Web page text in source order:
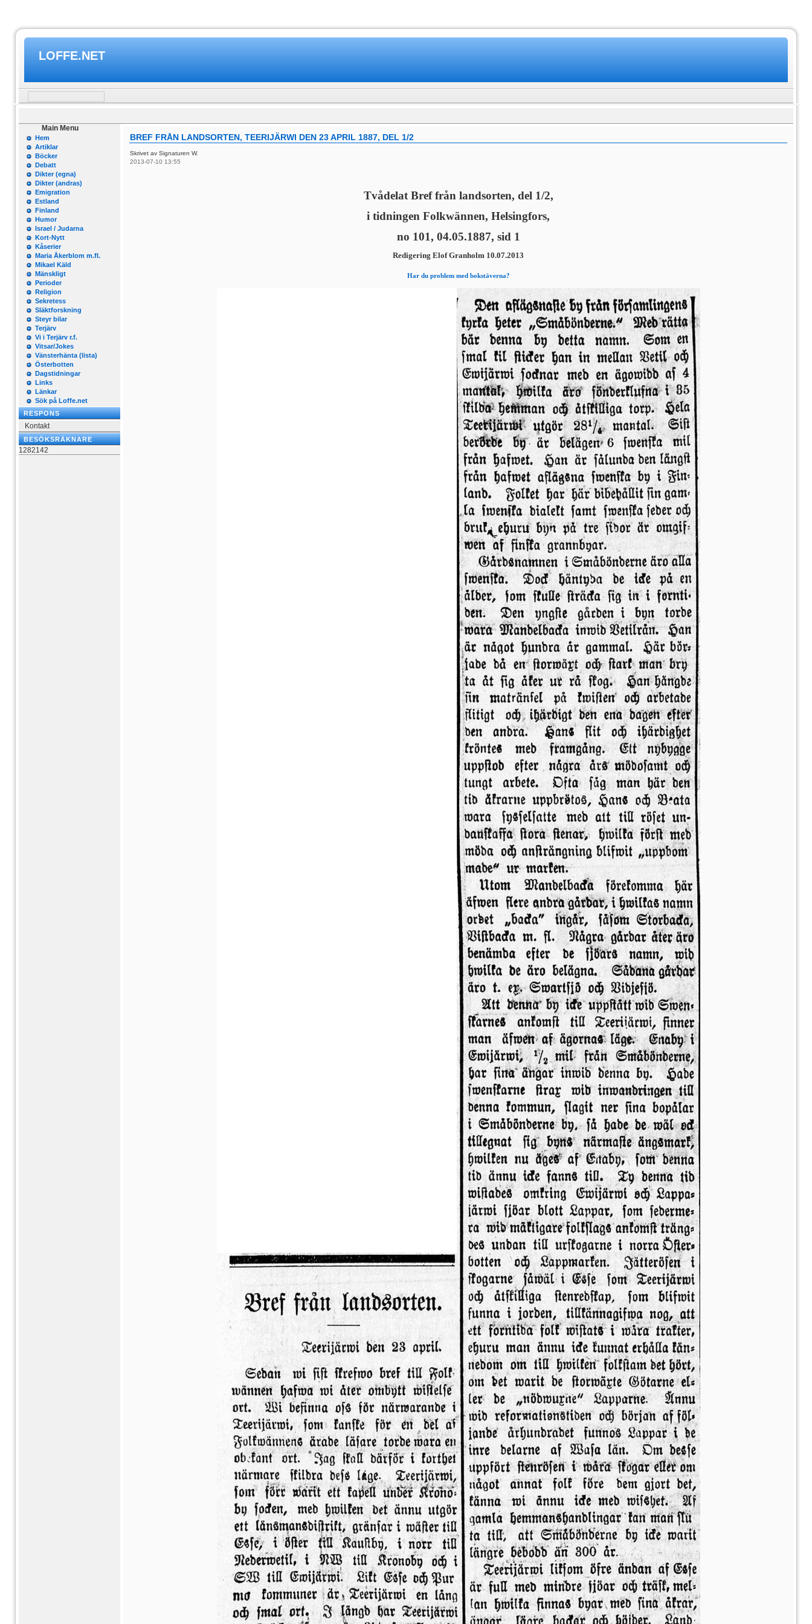
LOFFE.NET
Main Menu
Hem
Artiklar
Böcker
Debatt
Dikter (egna)
Dikter (andras)
Emigration
Estland
Finland
Humor
Israel / Judarna
Kort-Nytt
Kåserier
Maria Åkerblom m.fl.
Mikael Käld
Mänskligt
Perioder
Religion
Sekretess
Släktforskning
Steyr bilar
Terjärv
Vi i Terjärv r.f.
Vitsar/Jokes
Vänsterhänta (lista)
Österbotten
Dagstidningar
Links
Länkar
Sök på Loffe.net
RESPONS
Kontakt
BESÖKSRÄKNARE
1282142
BREF FRÅN LANDSORTEN, TEERIJÄRWI DEN 23 APRIL 1887, DEL 1/2
Skrivet av Signaturen W.
2013-07-10 13:55
Tvådelat Bref från landsorten, del 1/2,
i tidningen Folkwännen, Helsingfors,
no 101, 04.05.1887, sid 1
Redigering Elof Granholm 10.07.2013
Har du problem med bokstäverna?